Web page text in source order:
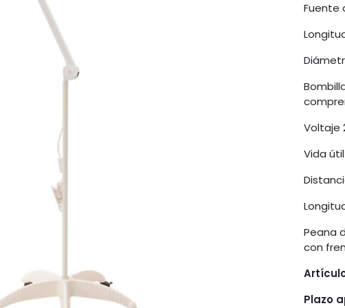
Fuente
Voltaje
Vida
Peana
con
Plazo